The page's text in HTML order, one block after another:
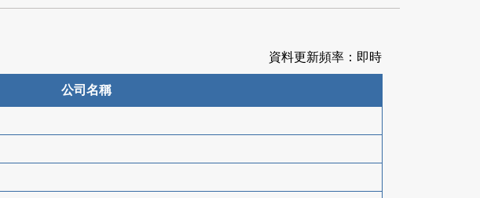
索
資料更新頻率：即時
公司名稱